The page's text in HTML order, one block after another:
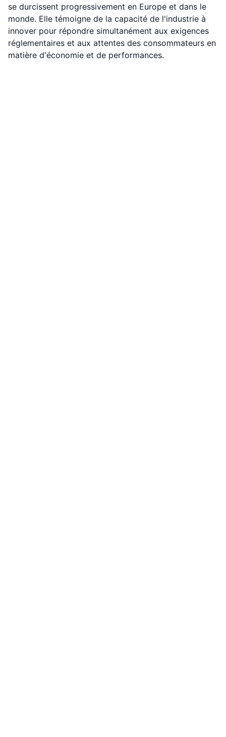
se durcissent progressivement en Europe et dans le
monde. Elle témoigne de la capacité de l'industrie à
innover pour répondre simultanément aux exigences
réglementaires et aux attentes des consommateurs en
matière d'économie et de performances.